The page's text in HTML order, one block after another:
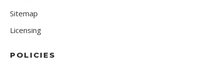
Sitemap
Licensing
POLICIES